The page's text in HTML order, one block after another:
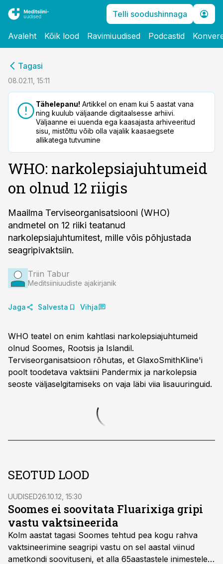
Telli soodushinnaga
Avaleht Kõik lood Ravimiuudised Podcastid
Tagasi
08.02.11, 15:11
Tähelepanu! Artikkel on enam kui 5 aastat vana
ning kuulub väljaande digitaalsesse arhiivi.
Väljaanne ei uuenda ega kaasajasta arhiveeritud
sisu, mistõttu võib olla vajalik kaasaegsete
allikatega tutvumine
WHO: narkolepsiajuhtumeid
on olnud 12 riigis
Maailma Terviseorganisatsiooni (WHO)
andmetel on 12 riiki teatanud
narkolepsiajuhtumitest, mille võis põhjustada
seagripivaktsiin.
Triin Tabur
Meditsiiniuudiste ajakirjanik
Jaga Salvesta Vihja
WHO teatel on enim kahtlasi narkolepsiajuhtumeid
olnud Soomes, Rootsis ja Islandil.
Terviseorganisatsioon rõhutas, et GlaxoSmithKline'i
poolt toodetava vaktsiini Pandermix ja narkolepsia
seoste väljaselgitamiseks on vaja läbi viia lisauuringuid.
SEOTUD LOOD
UUDISED26.10.12, 15:30
Soomes ei soovitata Fluarixiga gripi
vastu vaktsineerida
Kolm aastat tagasi Soomes tehtud pea kogu rahva
vaktsineerimine seagripi vastu on sel aastal viinud
ametkondi soovituseni, et alla 65aastastele inimestele